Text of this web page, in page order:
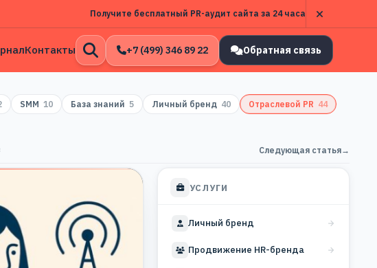
Получите бесплатный PR-аудит сайта за 24 часа
Контакты
Открыть
поиск
+7 (499) 346 89 22 Обратная связь
SMM 10 База знаний 5 Личный бренд 40 Отраслевой PR 44
Следующая статья→
УСЛУГИ
Личный бренд
Продвижение HR-бренда